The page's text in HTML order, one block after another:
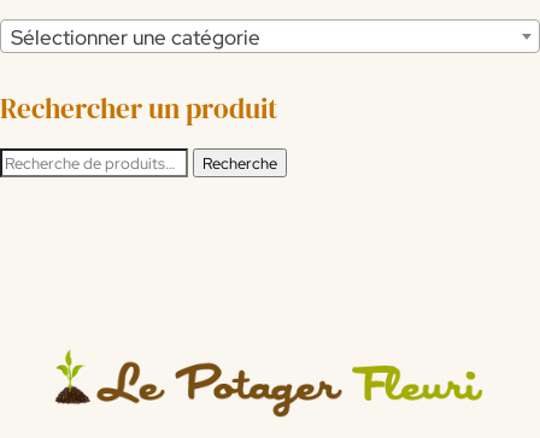
Sélectionner une catégorie
Rechercher un produit
Recherche
Recherche